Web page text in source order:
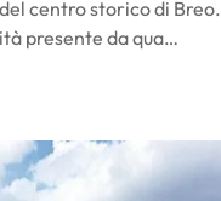
centro storico di Breo.
presente da qua…